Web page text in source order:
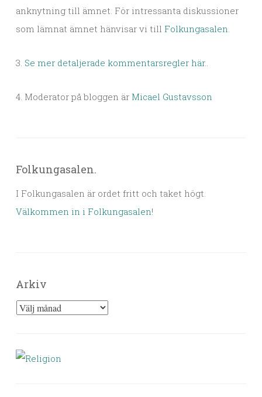
anknytning till ämnet. För intressanta diskussioner
som lämnat ämnet hänvisar vi till Folkungasalen.
3. Se mer detaljerade kommentarsregler här..
4. Moderator på bloggen är Micael Gustavsson
Folkungasalen.
I Folkungasalen är ordet fritt och taket högt.
Välkommen in i Folkungasalen!
Arkiv
Arkiv